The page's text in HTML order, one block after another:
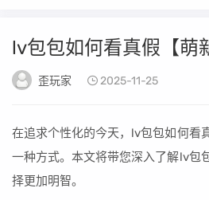
lv包包如何看真假【萌
歪玩家 2025-11-25
在追求个性化的今天，lv包包如何看
一种方式。本文将带您深入了解lv包
择更加明智。